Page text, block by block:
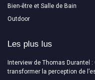
Bien-être et Salle de Bain
Outdoor
Les plus lus
Interview de Thomas Durantel
transformer la perception de